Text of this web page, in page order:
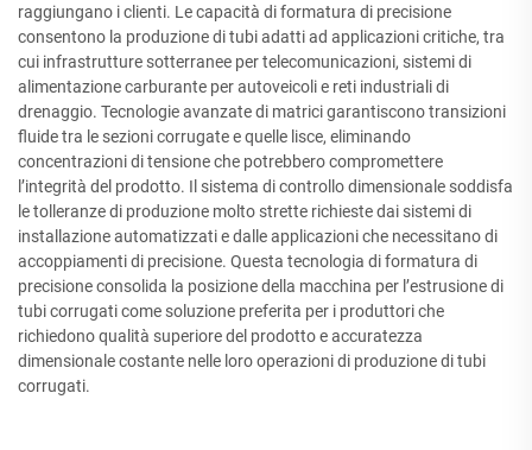
raggiungano i clienti. Le capacità di formatura di precisione
consentono la produzione di tubi adatti ad applicazioni critiche, tra
cui infrastrutture sotterranee per telecomunicazioni, sistemi di
alimentazione carburante per autoveicoli e reti industriali di
drenaggio. Tecnologie avanzate di matrici garantiscono transizioni
fluide tra le sezioni corrugate e quelle lisce, eliminando
concentrazioni di tensione che potrebbero compromettere
l’integrità del prodotto. Il sistema di controllo dimensionale soddisfa
le tolleranze di produzione molto strette richieste dai sistemi di
installazione automatizzati e dalle applicazioni che necessitano di
accoppiamenti di precisione. Questa tecnologia di formatura di
precisione consolida la posizione della macchina per l’estrusione di
tubi corrugati come soluzione preferita per i produttori che
richiedono qualità superiore del prodotto e accuratezza
dimensionale costante nelle loro operazioni di produzione di tubi
corrugati.